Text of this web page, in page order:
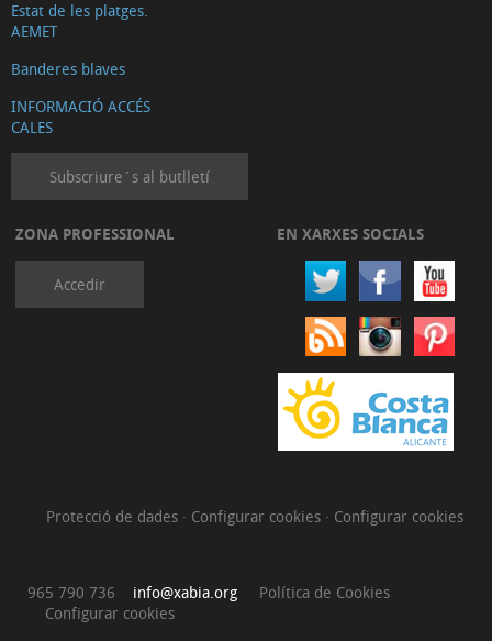
Estat de les platges.
AEMET
Banderes blaves
INFORMACIÓ ACCÉS
CALES
Subscriure´s al butlletí
ZONA PROFESSIONAL
Accedir
EN XARXES SOCIALS
Protecció de dades · Configurar cookies · Configurar cookies
965 790 736 info@xabia.org
Política de Cookies
Configurar cookies